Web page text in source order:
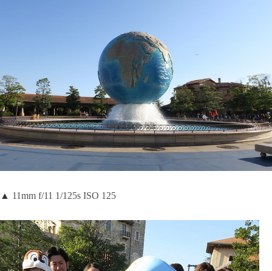
▲ 11mm f/11 1/125s ISO 125